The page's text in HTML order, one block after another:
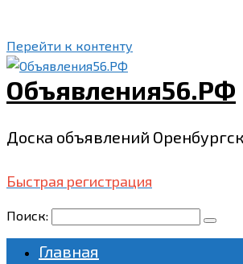
Перейти к контенту
Объявления56.РФ
Доска объявлений
Быстрая регистрация
Поиск:
Главная